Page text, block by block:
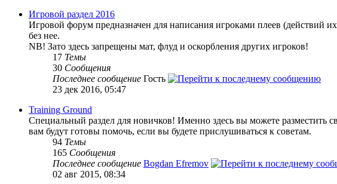
Игровой раздел 2016
Игровой форум предназначен для написания игроками плеев (действий
без нее.
NB! Зато здесь запрещены мат, флуд и оскорбления других игроков!
17 Темы
30 Сообщения
Последнее сообщение Гость
23 дек 2016, 05:47
Training Ground
Специальный раздел для новичков! Именно здесь вы можете разместить
вам будут готовы помочь, если вы будете прислушиваться к советам.
94 Темы
165 Сообщения
Последнее сообщение Bogdan Efremov
02 авг 2015, 08:34